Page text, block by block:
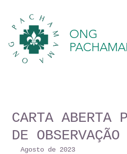
ONG
CARTA ABERTA
DE
Agosto de 2023